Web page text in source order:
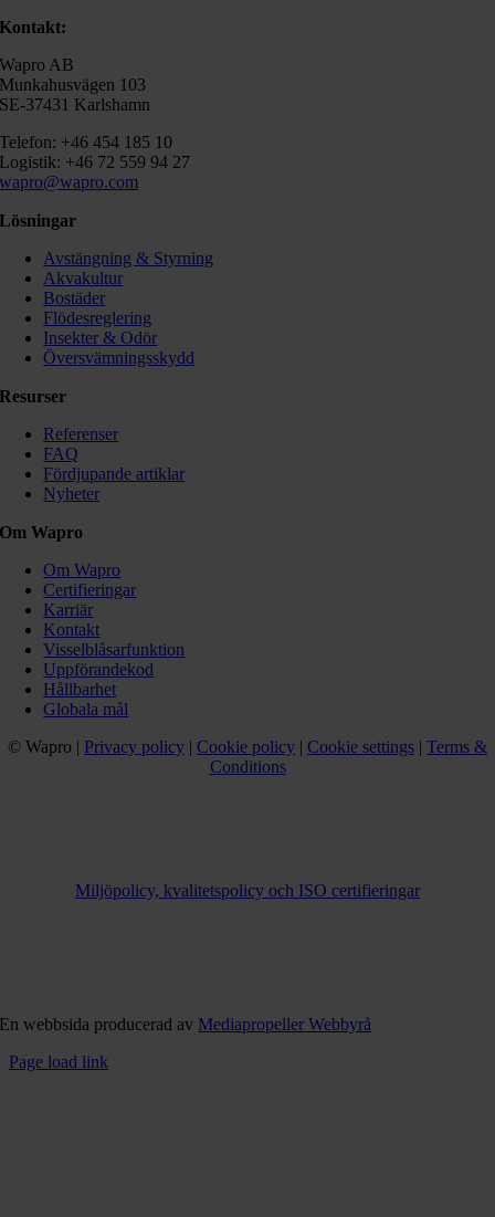
Kontakt:
Wapro AB
Munkahusvägen 103
SE-37431 Karlshamn
Telefon: +46 454 185 10
Logistik: +46 72 559 94 27
wapro@wapro.com
Lösningar
Avstängning & Styrning
Akvakultur
Bostäder
Flödesreglering
Insekter & Odör
Översvämningsskydd
Resurser
Referenser
FAQ
Fördjupande artiklar
Nyheter
Om Wapro
Om Wapro
Certifieringar
Karriär
Kontakt
Visselblåsarfunktion
Uppförandekod
Hållbarhet
Globala mål
© Wapro | Privacy policy | Cookie policy | Cookie settings | Terms &
Conditions
Miljöpolicy, kvalitetspolicy och ISO certifieringar
En webbsida producerad av Mediapropeller Webbyrå
Page load link